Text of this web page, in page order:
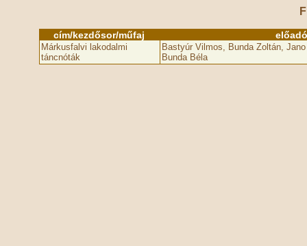
cím/kezdősor/műfaj előadó
Márkusfalvi lakodalmi
táncnóták
Bastyúr Vilmos, Bunda Zoltán,
Bunda Béla